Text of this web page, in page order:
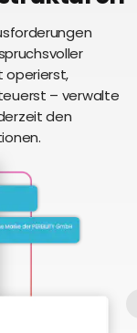
operierst,
– verwalte
den